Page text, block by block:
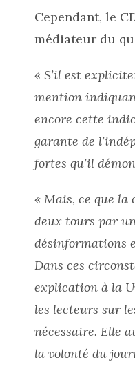
Cependant, le
médiateur du
« S’il est
mention
encore cette
garante de
fortes qu’il
« Mais, ce que
deux tours par
désinformations
Dans ces
explication à la
les lecteurs sur
nécessaire. Elle
la volonté du